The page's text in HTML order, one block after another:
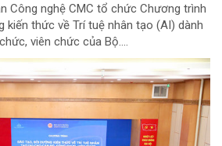
Công nghệ CMC tổ chức Chương trình
kiến thức về Trí tuệ nhân tạo (AI) dành
viên chức của Bộ....